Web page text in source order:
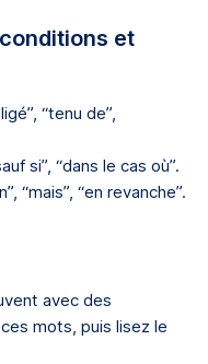
et
“tenu de”,
si”, “dans le cas où”.
“mais”, “en revanche”.
avec des
mots, puis lisez le